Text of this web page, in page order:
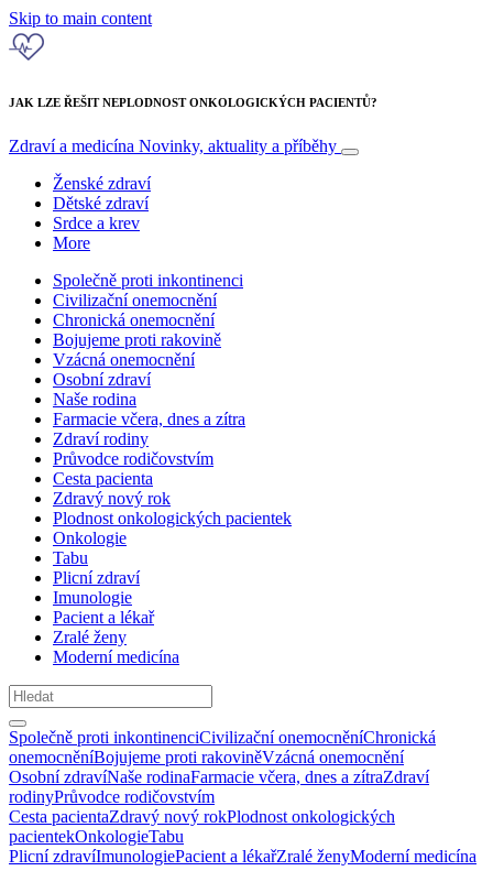
Skip to main content
JAK LZE ŘEŠIT NEPLODNOST ONKOLOGICKÝCH PACIENTŮ?
Zdraví a medicína Novinky, aktuality a příběhy
Ženské zdraví
Dětské zdraví
Srdce a krev
More
Společně proti inkontinenci
Civilizační onemocnění
Chronická onemocnění
Bojujeme proti rakovině
Vzácná onemocnění
Osobní zdraví
Naše rodina
Farmacie včera, dnes a zítra
Zdraví rodiny
Průvodce rodičovstvím
Cesta pacienta
Zdravý nový rok
Plodnost onkologických pacientek
Onkologie
Tabu
Plicní zdraví
Imunologie
Pacient a lékař
Zralé ženy
Moderní medicína
Společně proti inkontinenciCivilizační onemocněníChronická
onemocněníBojujeme proti rakoviněVzácná onemocnění
Osobní zdravíNaše rodinaFarmacie včera, dnes a zítraZdraví
rodinyPrůvodce rodičovstvím
Cesta pacientaZdravý nový rokPlodnost onkologických
pacientekOnkologieTabu
Plicní zdravíImunologiePacient a lékařZralé ženyModerní medicína